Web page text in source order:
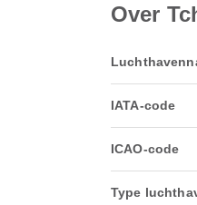
Over
IATA-code
ICAO-code
Type